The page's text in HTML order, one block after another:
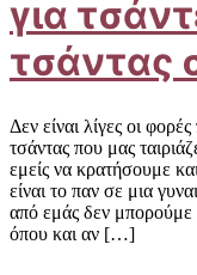
για
τσάντας
Δεν είναι λίγες οι
τσάντας που μας
εμείς να κρατήσουμε
είναι το παν σε μια
από εμάς δεν μπορούμε
όπου και αν […]